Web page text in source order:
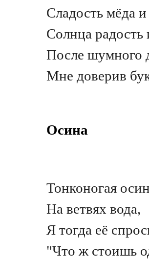
Сладость мёда
Солнца радость
После шумного
Мне доверив
Oсина
Тонконогая
На ветвях вода,
Я тогда её
"Что ж стоишь